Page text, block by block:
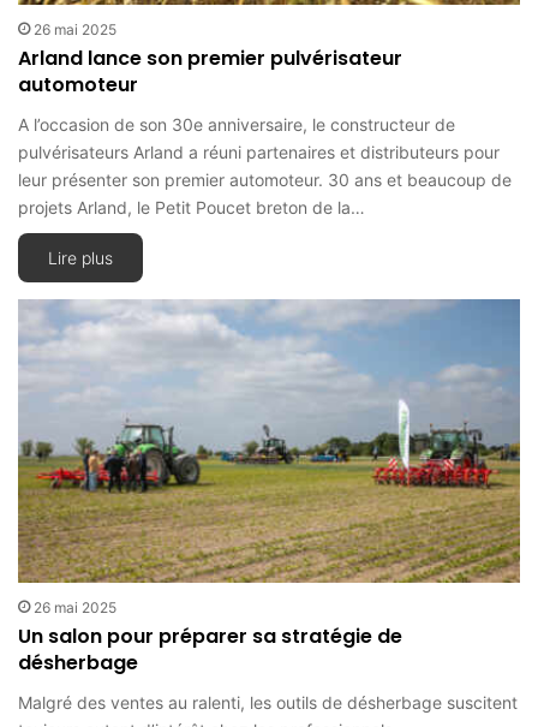
26 mai 2025
Arland lance son premier pulvérisateur
automoteur
A l’occasion de son 30e anniversaire, le constructeur de
pulvérisateurs Arland a réuni partenaires et distributeurs pour
leur présenter son premier automoteur. 30 ans et beaucoup de
projets Arland, le Petit Poucet breton de la…
Lire plus
26 mai 2025
Un salon pour préparer sa stratégie de
désherbage
Malgré des ventes au ralenti, les outils de désherbage suscitent